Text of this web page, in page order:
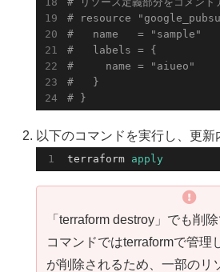
# resource
#   name   = "sample"
#   labels = {
#     name = "aiueo"
#   }
# }
以下のコマンドを実行し、更新
terraform apply
「terraform destroy」でも削
コマンドではterraformで管理
が削除されるため、一部のリ